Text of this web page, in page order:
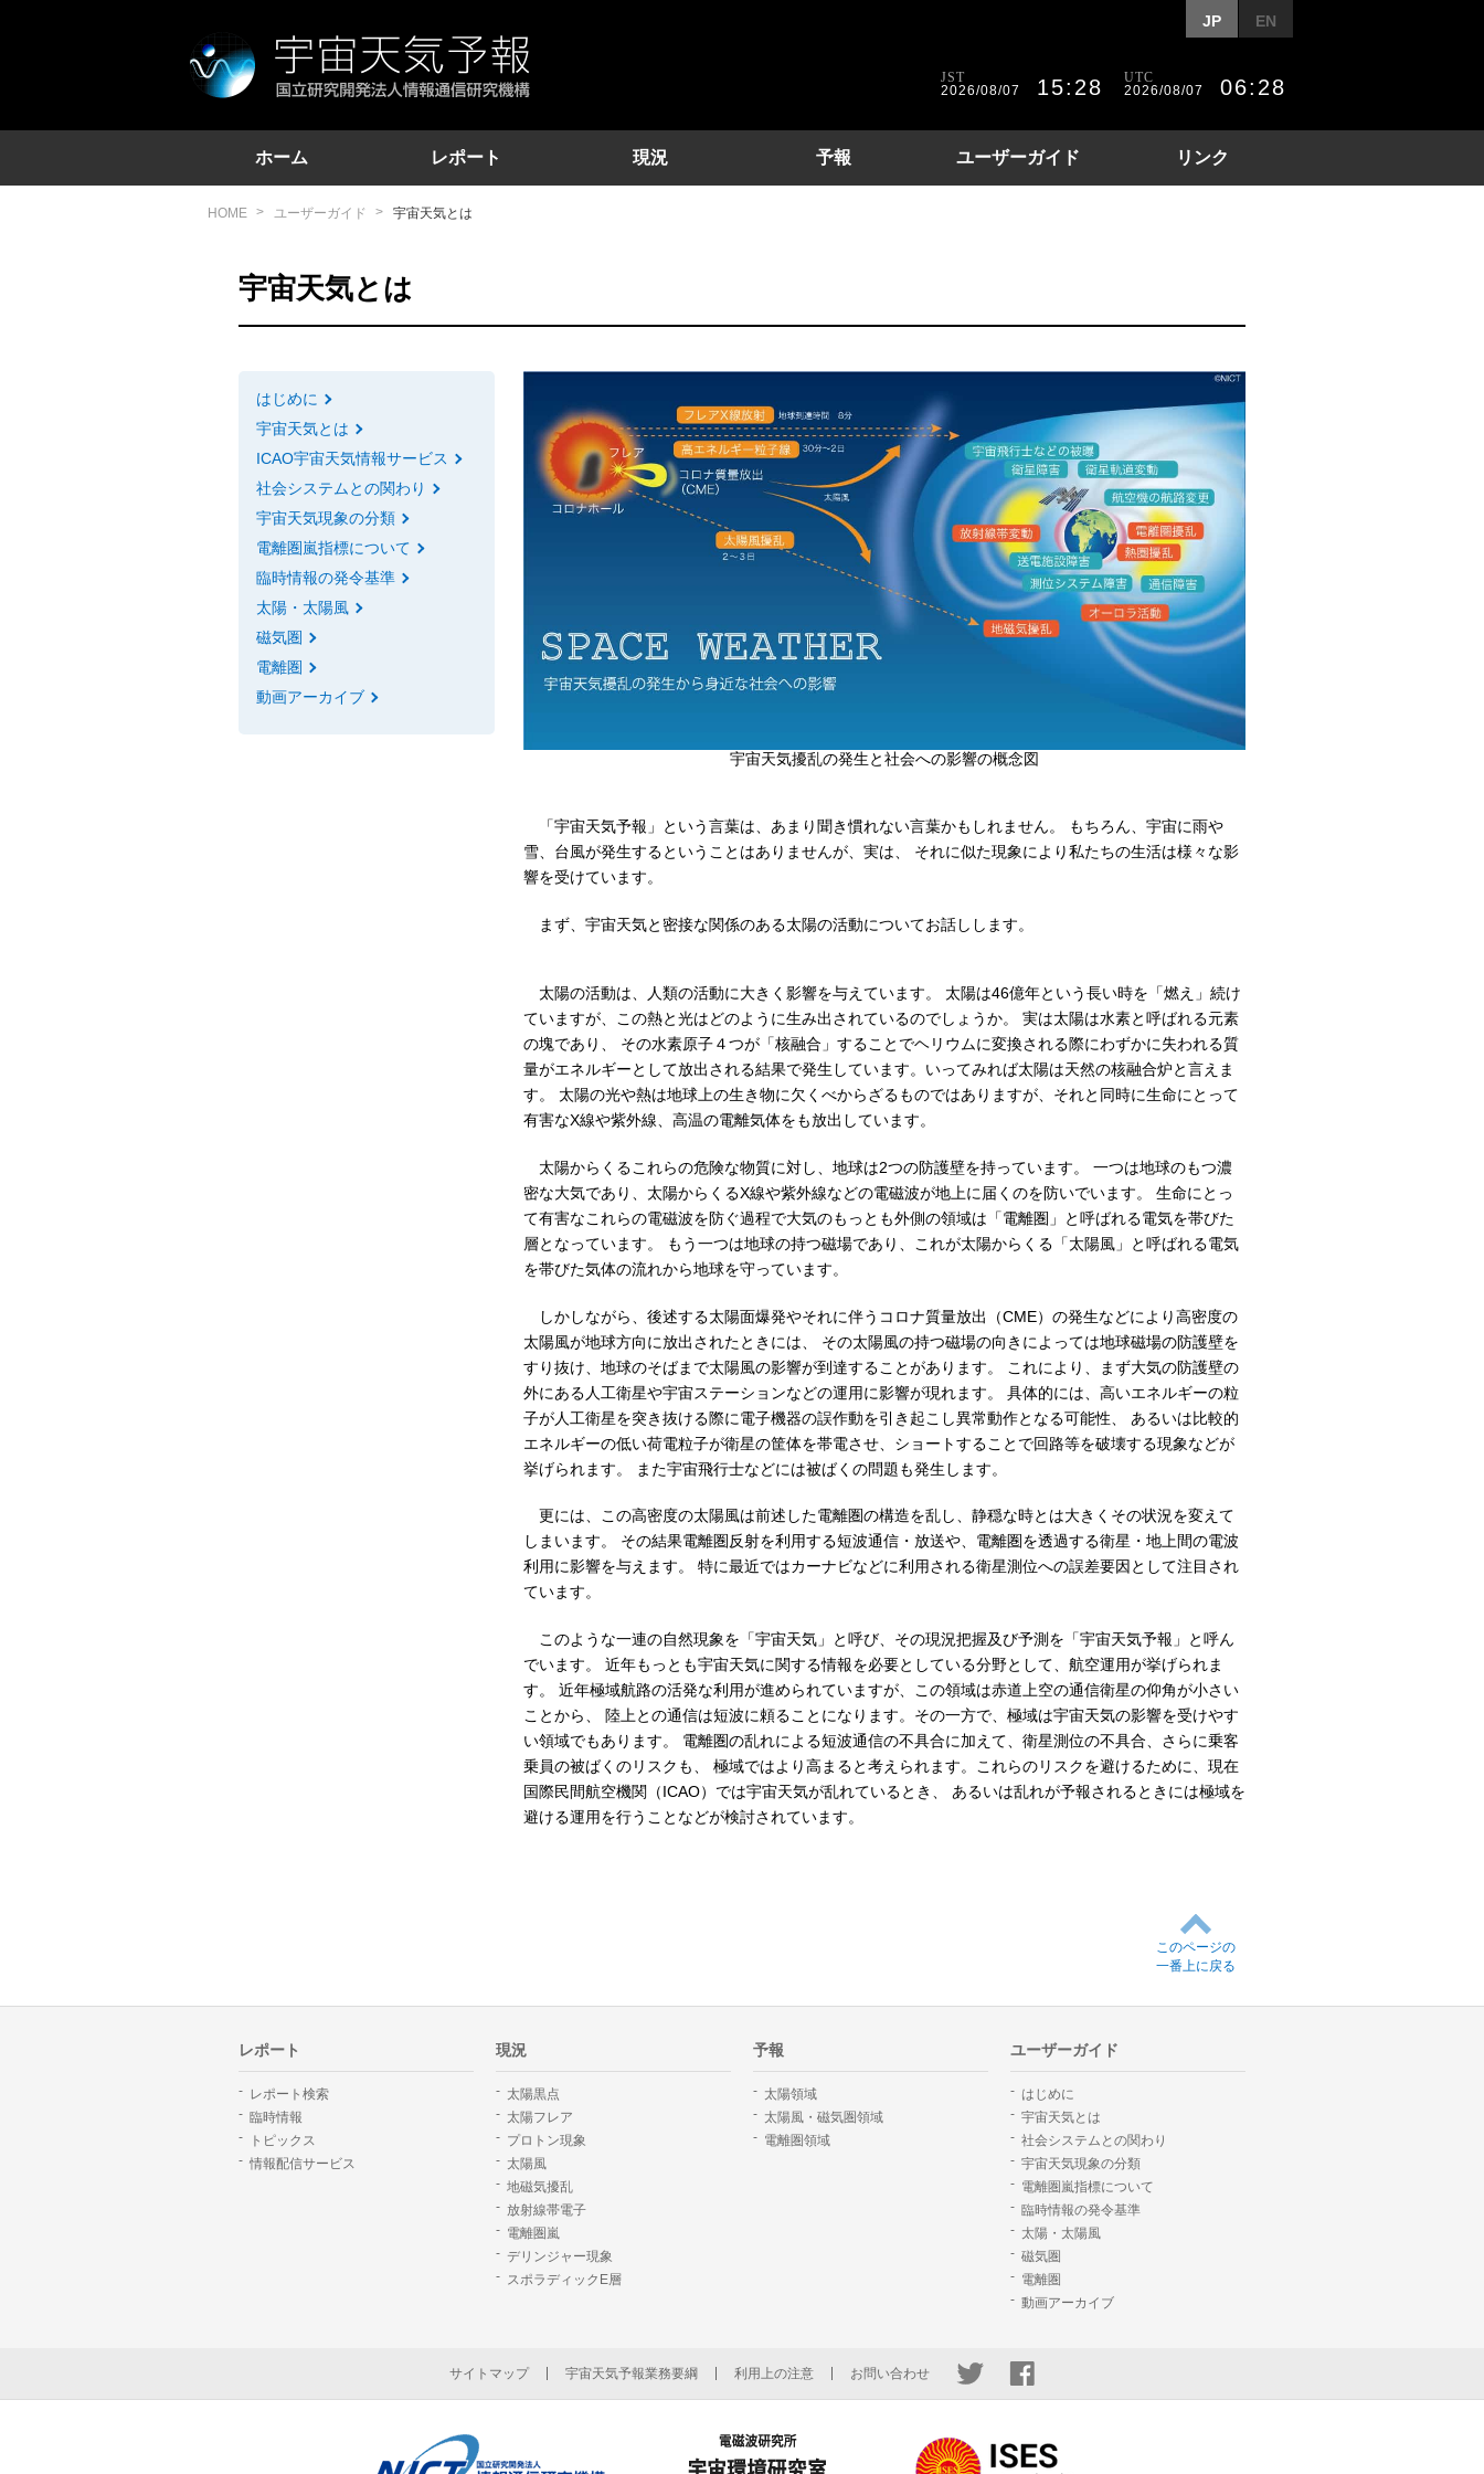
JP EN
JST
2026/08/07
15:28
UTC
2026/08/07
06:28
ホーム レポート 現況 予報 ユーザーガイド リンク
HOME ユーザーガイド 宇宙天気とは
宇宙天気とは
はじめに
宇宙天気とは
ICAO宇宙天気情報サービス
社会システムとの関わり
宇宙天気現象の分類
電離圏嵐指標について
臨時情報の発令基準
太陽・太陽風
磁気圏
電離圏
動画アーカイブ
宇宙天気擾乱の発生と社会への影響の概念図
「宇宙天気予報」という言葉は、あまり聞き慣れない言葉かもしれません。 もちろん、宇宙に雨や
雪、台風が発生するということはありませんが、実は、 それに似た現象により私たちの生活は様々な影
響を受けています。
まず、宇宙天気と密接な関係のある太陽の活動についてお話しします。
太陽の活動は、人類の活動に大きく影響を与えています。 太陽は46億年という長い時を「燃え」続け
ていますが、この熱と光はどのように生み出されているのでしょうか。 実は太陽は水素と呼ばれる元素
の塊であり、 その水素原子４つが「核融合」することでヘリウムに変換される際にわずかに失われる質
量がエネルギーとして放出される結果で発生しています。いってみれば太陽は天然の核融合炉と言えま
す。 太陽の光や熱は地球上の生き物に欠くべからざるものではありますが、それと同時に生命にとって
有害なX線や紫外線、高温の電離気体をも放出しています。
太陽からくるこれらの危険な物質に対し、地球は2つの防護壁を持っています。 一つは地球のもつ濃
密な大気であり、太陽からくるX線や紫外線などの電磁波が地上に届くのを防いでいます。 生命にとっ
て有害なこれらの電磁波を防ぐ過程で大気のもっとも外側の領域は「電離圏」と呼ばれる電気を帯びた
層となっています。 もう一つは地球の持つ磁場であり、これが太陽からくる「太陽風」と呼ばれる電気
を帯びた気体の流れから地球を守っています。
しかしながら、後述する太陽面爆発やそれに伴うコロナ質量放出（CME）の発生などにより高密度の
太陽風が地球方向に放出されたときには、 その太陽風の持つ磁場の向きによっては地球磁場の防護壁を
すり抜け、地球のそばまで太陽風の影響が到達することがあります。 これにより、まず大気の防護壁の
外にある人工衛星や宇宙ステーションなどの運用に影響が現れます。 具体的には、高いエネルギーの粒
子が人工衛星を突き抜ける際に電子機器の誤作動を引き起こし異常動作となる可能性、 あるいは比較的
エネルギーの低い荷電粒子が衛星の筐体を帯電させ、ショートすることで回路等を破壊する現象などが
挙げられます。 また宇宙飛行士などには被ばくの問題も発生します。
更には、この高密度の太陽風は前述した電離圏の構造を乱し、静穏な時とは大きくその状況を変えて
しまいます。 その結果電離圏反射を利用する短波通信・放送や、電離圏を透過する衛星・地上間の電波
利用に影響を与えます。 特に最近ではカーナビなどに利用される衛星測位への誤差要因として注目され
ています。
このような一連の自然現象を「宇宙天気」と呼び、その現況把握及び予測を「宇宙天気予報」と呼ん
でいます。 近年もっとも宇宙天気に関する情報を必要としている分野として、航空運用が挙げられま
す。 近年極域航路の活発な利用が進められていますが、この領域は赤道上空の通信衛星の仰角が小さい
ことから、 陸上との通信は短波に頼ることになります。その一方で、極域は宇宙天気の影響を受けやす
い領域でもあります。 電離圏の乱れによる短波通信の不具合に加えて、衛星測位の不具合、さらに乗客
乗員の被ばくのリスクも、 極域ではより高まると考えられます。これらのリスクを避けるために、現在
国際民間航空機関（ICAO）では宇宙天気が乱れているとき、 あるいは乱れが予報されるときには極域を
避ける運用を行うことなどが検討されています。
このページの
一番上に戻る
レポート
レポート検索
臨時情報
トピックス
情報配信サービス
現況
太陽黒点
太陽フレア
プロトン現象
太陽風
地磁気擾乱
放射線帯電子
電離圏嵐
デリンジャー現象
スポラディックE層
予報
太陽領域
太陽風・磁気圏領域
電離圏領域
ユーザーガイド
はじめに
宇宙天気とは
社会システムとの関わり
宇宙天気現象の分類
電離圏嵐指標について
臨時情報の発令基準
太陽・太陽風
磁気圏
電離圏
動画アーカイブ
サイトマップ 宇宙天気予報業務要綱 利用上の注意 お問い合わせ Twitter